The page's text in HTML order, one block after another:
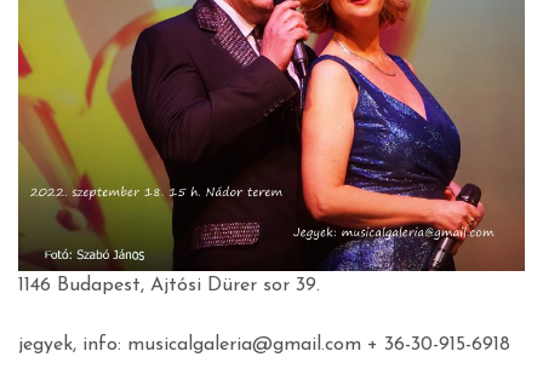
1146 Budapest, Ajtósi Dürer sor 39.
jegyek, info: musicalgaleria@gmail.com + 36-30-915-6918